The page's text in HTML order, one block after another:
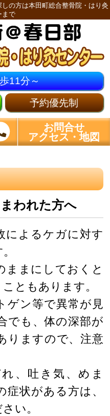
の方は本田町総合整骨院・はり灸
まで
11分～
予約優先制
お問合せ
アクセス・地図
われた方へ
よるケガに対す
まにしておくと
ともあります。
ゲン等で異常が見
でも、体の深部が
りますので、注意
、吐き気、めま
状がある方は、
い。